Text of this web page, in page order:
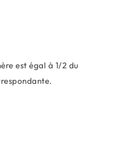
est égal à 1/2 du